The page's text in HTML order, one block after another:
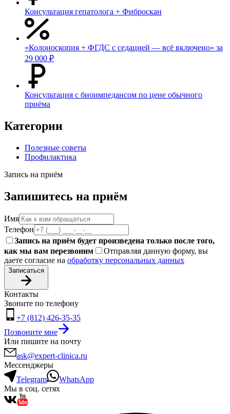
Консультация гепатолога + Фиброскан
«Колоноскопия + ФГДС с седацией — всё включено» за
29 000 ₽
Консультация с биоимпедансом по цене обычного
приёма
Категории
Полезные советы
Профилактика
Запись на приём
Запишитесь на приём
Имя
Телефон
Запись на приём будет произведена только после того,
как мы вам перезвоним
Отправляя данную форму, вы
даете согласие на обработку персональных данных
Записаться
Контакты
Звоните по телефону
+7 (812) 426-35-35
Позвоните мне
Или пишите на почту
ask@expert-clinica.ru
Мессенджеры
Telegram
WhatsApp
Мы в соц. сетях